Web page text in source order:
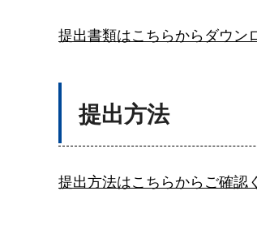
提出書類はこちらからダウン
提出方法
提出方法はこちらからご確認